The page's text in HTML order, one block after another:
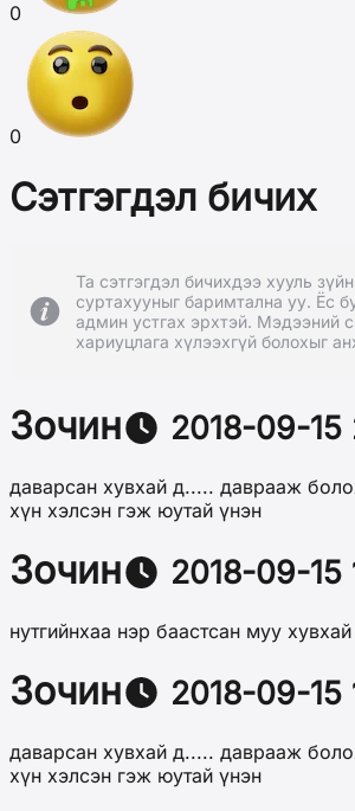
0
0
Сэтгэгдэл бичих
Та сэтгэгдэл бичихдээ хууль
суртахууныг баримтална уу. Ёс
админ устгах эрхтэй. Мэдээний
хариуцлага хүлээхгүй болохыг
Зочин 2018-09-
даварсан хувхай д..... даврааж
хүн хэлсэн гэж юутай үнэн
Зочин 2018-09-15
нутгийнхаа нэр баастсан муу хувхай
Зочин 2018-09-15
даварсан хувхай д..... даврааж
хүн хэлсэн гэж юутай үнэн